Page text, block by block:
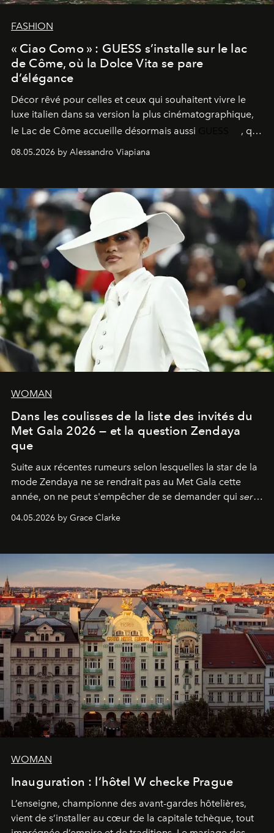
FASHION
« Ciao Como » : GUESS s’installe sur le lac
de Côme, où la Dolce Vita se pare
d’élégance
Décor rêvé pour celles et ceux qui souhaitent vivre le
luxe italien dans sa version la plus cinématographique,
le Lac de Côme accueille désormais aussi
, qui
signe un takeover entre boutiques, hôtels, bateaux et
fragrances. L’une des opérations de style les plus
08.05.2026 by Alessandro Viapiana
WOMAN
Dans les coulisses de la liste des invités du
Met Gala 2026 — et la question Zendaya
que
Suite aux récentes rumeurs selon lesquelles la star de la
mode Zendaya ne se rendrait pas au Met Gala cette
année, on ne peut s'empêcher de se demander qui sera
04.05.2026 by Grace Clarke
WOMAN
Inauguration : l’hôtel W checke Prague
L’enseigne, championne des avant-gardes hôtelières,
vient de s’installer au cœur de la capitale tchèque, tout